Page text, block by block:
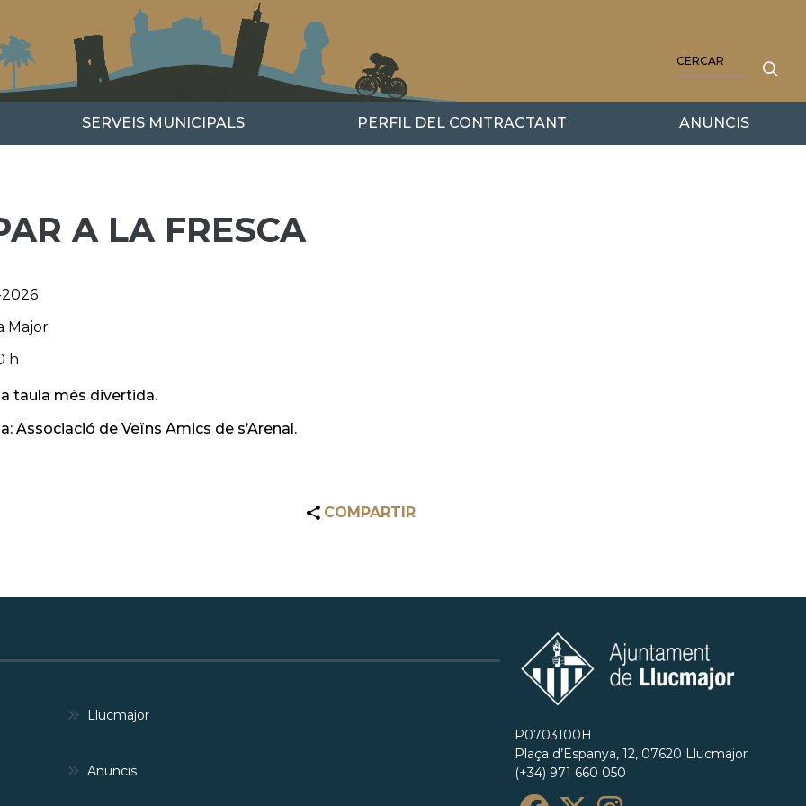
SERVEIS MUNICIPALS PERFIL DEL CONTRACTANT ANUNCIS
A LA FRESCA
Major
h
taula més divertida.
Associació de Veïns Amics de s’Arenal.
COMPARTIR
Llucmajor
Anuncis
P0703100H
Plaça d’Espanya, 12, 07620 Llucmajor
(+34) 971 660 050